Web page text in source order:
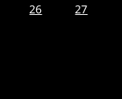
26
27